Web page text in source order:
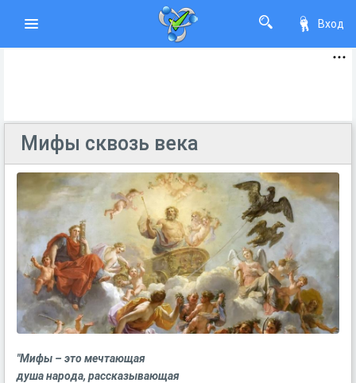
Вход
Мифы сквозь века
"Мифы – это мечтающая
душа народа, рассказывающая